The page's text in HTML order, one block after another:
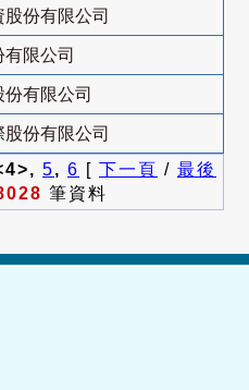
份有限公司
限公司
份有限公司
份有限公司
5, 6 [ 下一頁 / 最後
筆資料